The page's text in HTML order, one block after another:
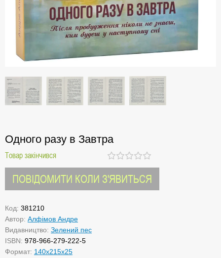
Одного разу в Завтра
Товар закінчився
ПОВІДОМИТИ КОЛИ З'ЯВИТЬСЯ
Код: 381210
Автор: Алфімов Андре
Видавництво: Зелений пес
ISBN: 978-966-279-222-5
Формат: 140х215х25